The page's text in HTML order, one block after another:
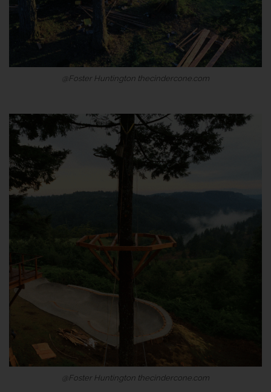
@Foster Huntington thecindercone.com
@Foster Huntington thecindercone.com